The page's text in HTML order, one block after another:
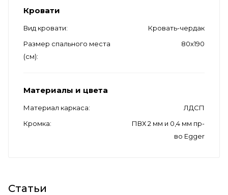
Кровати
Вид кровати
Кровать-чердак
Размер спального места
(см)
80х190
Материалы и цвета
Материал каркаса
ЛДСП
Кромка
ПВХ 2 мм и 0,4 мм пр-
во Egger
Статьи